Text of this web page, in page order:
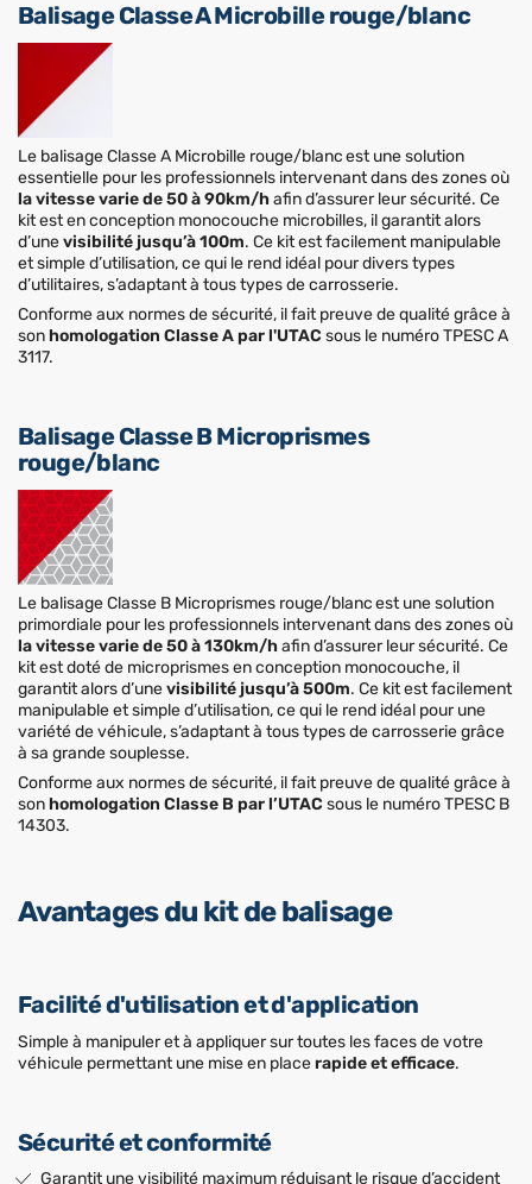
Balisage Classe A Microbille rouge/blanc
Le balisage Classe A Microbille rouge/blanc est une solution
essentielle pour les professionnels intervenant dans des zones où
la vitesse varie de 50 à 90km/hafin d’assurer leur sécurité. Ce
kit est en conception monocouche microbilles, il garantit alors
d’unevisibilité jusqu’à 100m. Ce kit est facilement manipulable
et simple d’utilisation, ce qui le rend idéal pour divers types
d’utilitaires, s’adaptant à tous types de carrosserie.
Conforme aux normes de sécurité, il fait preuve de qualité grâce à
sonhomologation Classe A par l'UTAC sous le numéro TPESC A
3117.
Balisage Classe B Microprismes
rouge/blanc
Le balisage Classe B Microprismes rouge/blanc est une solution
primordiale pour les professionnels intervenant dans des zones où
la vitesse varie de 50 à 130km/hafin d’assurer leur sécurité. Ce
kit est doté de microprismes en conception monocouche, il
garantit alors d’unevisibilité jusqu’à 500m. Ce kit est facilement
manipulable et simple d’utilisation, ce qui le rend idéal pour une
variété de véhicule, s’adaptant à tous types de carrosserie grâce
à sa grande souplesse.
Conforme aux normes de sécurité, il fait preuve de qualité grâce à
sonhomologation Classe B par l’UTAC sous le numéro TPESC B
14303.
Avantages du kit de balisage
Facilité d'utilisation et d'application
Simple à manipuler et à appliquer sur toutes les faces de votre
véhicule permettant une mise en placerapide et efficace.
Sécurité et conformité
Garantit une visibilité maximum réduisant le risque d’accident